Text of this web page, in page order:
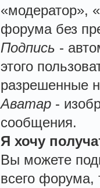
«модератор»,
форума без
Подпись -
этого
разрешенные
Аватар -
сообщения.
Я хочу
Вы можете
всего форума,